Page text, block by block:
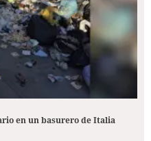
en un basurero de Italia